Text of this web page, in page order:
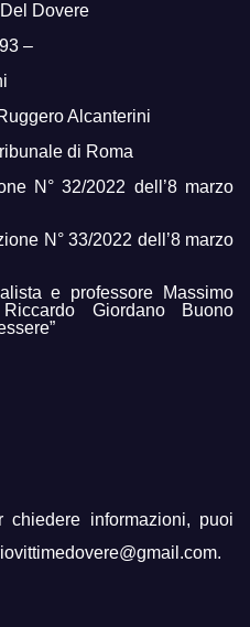
Dovere
–
Alcanterini
di Roma
N° 32/2022 dell’8 marzo
N° 33/2022 dell’8 marzo
e professore Massimo
Giordano Buono
informazioni, puoi